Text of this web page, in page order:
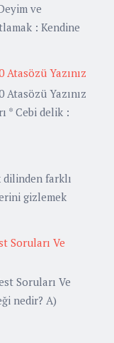
ve
: Kendine
Atasözü Yazınız
Atasözü Yazınız
* Cebi delik :
farklı
gizlemek
Soruları Ve
Soruları Ve
nedir? A)